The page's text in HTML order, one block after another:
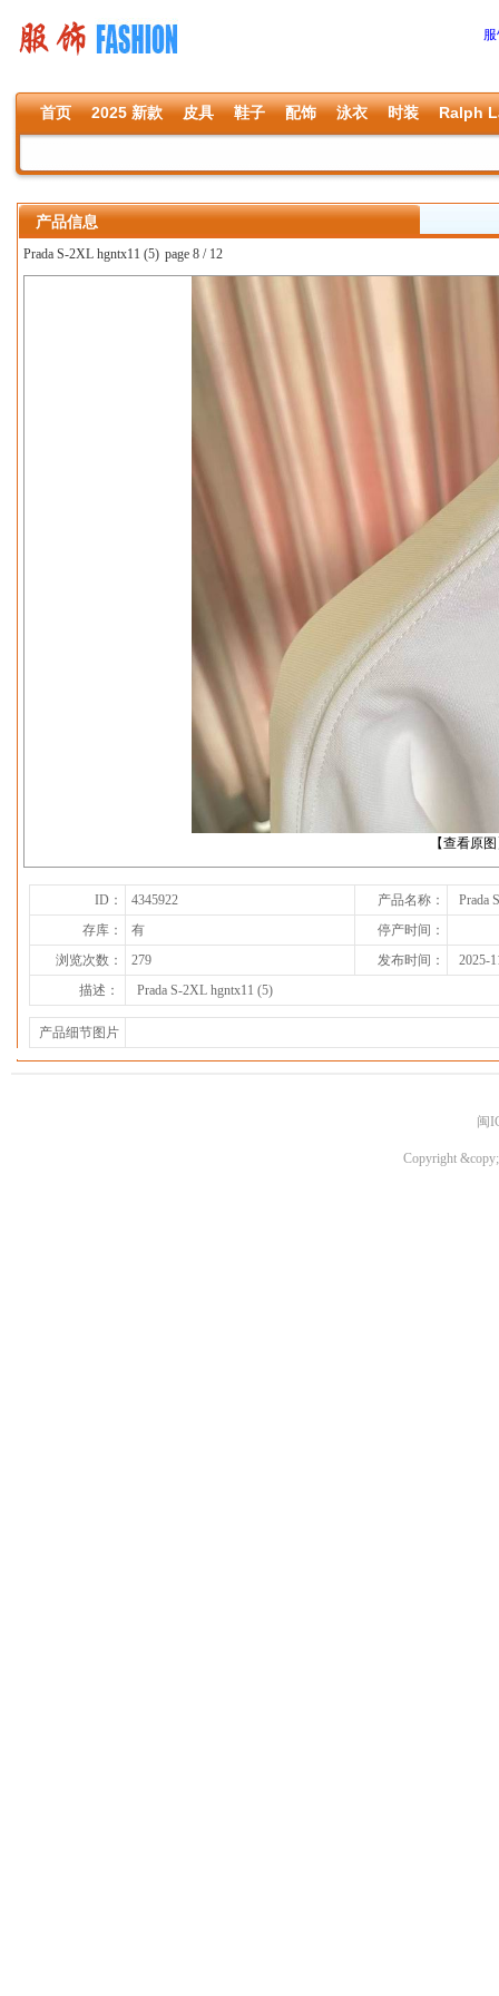
首页 2025 新款 皮具 鞋子 配饰 泳衣 时装 Ralph
产品信息
Prada S-2XL hgntx11 (5) page 8 / 12
【查看原
ID： 4345922 产品名称：
Prada
存库：
有
停产时间：
浏览次数：
279 发布时间：
2025-
描述：
Prada S-2XL hgntx11 (5)
产品细节图片
闽
Copyright